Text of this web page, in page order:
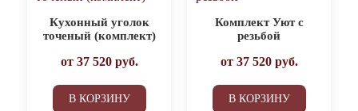
Кухонный уголок
точеный (комплект)
от 37 520руб.
В КОРЗИНУ
Комплект Уют с
резьбой
от 37 520руб.
В КОРЗИНУ